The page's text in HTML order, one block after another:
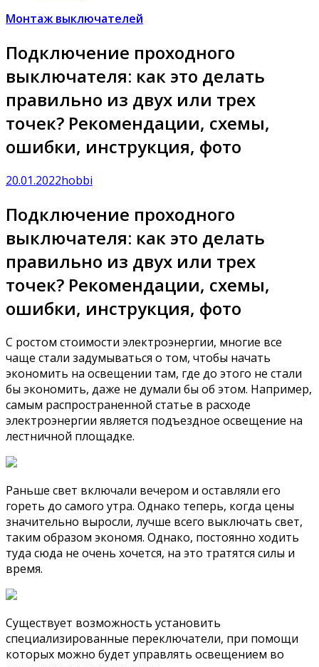
Монтаж выключателей
Подключение проходного
выключателя: как это делать
правильно из двух или трех
точек? Рекомендации, схемы,
ошибки, инструкция, фото
20.01.2022hobbi
Подключение проходного
выключателя: как это делать
правильно из двух или трех
точек? Рекомендации, схемы,
ошибки, инструкция, фото
С ростом стоимости электроэнергии, многие все
чаще стали задумываться о том, чтобы начать
экономить на освещении там, где до этого не стали
бы экономить, даже не думали бы об этом. Например,
самым распространенной статье в расходе
электроэнергии является подъездное освещение на
лестничной площадке.
Раньше свет включали вечером и оставляли его
гореть до самого утра. Однако теперь, когда цены
значительно выросли, лучше всего выключать свет,
таким образом экономя. Однако, постоянно ходить
туда сюда не очень хочется, на это тратятся силы и
время.
Существует возможность установить
специализированные переключатели, при помощи
которых можно будет управлять освещением во